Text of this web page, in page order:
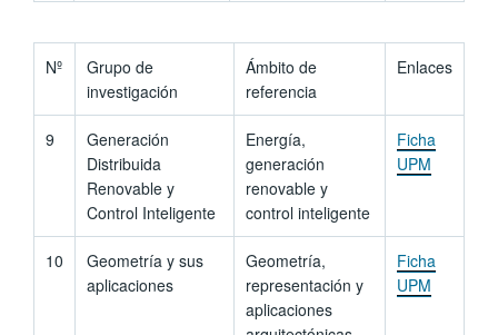
Nº
Grupo de
investigación
Ámbito de
referencia
Enlaces
9
Generación
Distribuida
Renovable y
Control Inteligente
Energía,
generación
renovable y
control inteligente
Ficha
UPM
10
Geometría y sus
aplicaciones
Geometría,
representación y
aplicaciones
Ficha
UPM